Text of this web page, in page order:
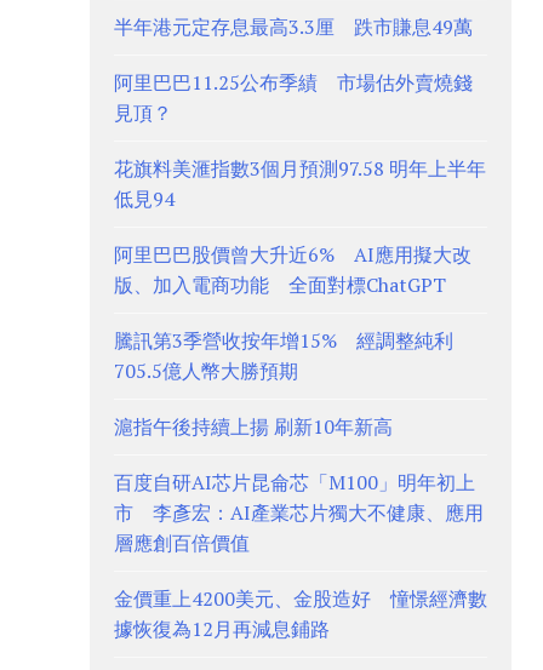
半年港元定存息最高3.3厘 跌市賺息49萬
阿里巴巴11.25公布季績 市場估外賣燒錢
見頂？
花旗料美滙指數3個月預測97.58 明年上半年
低見94
阿里巴巴股價曾大升近6% AI應用擬大改
版、加入電商功能 全面對標ChatGPT
騰訊第3季營收按年增15% 經調整純利
705.5億人幣大勝預期
滬指午後持續上揚 刷新10年新高
百度自研AI芯片昆侖芯「M100」明年初上
市 李彥宏：AI產業芯片獨大不健康、應用
層應創百倍價值
金價重上4200美元、金股造好 憧憬經濟數
據恢復為12月再減息鋪路